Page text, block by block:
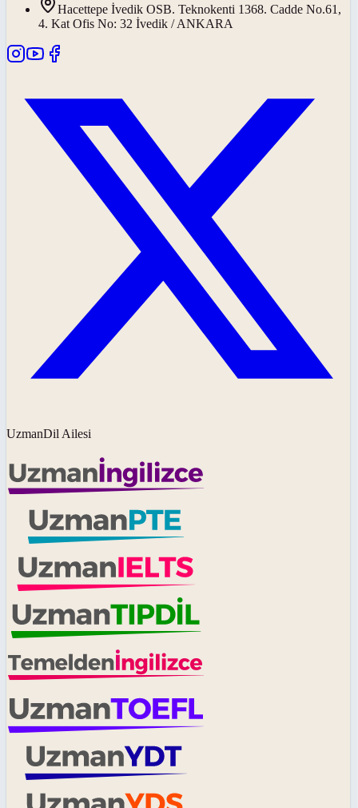
Hacettepe İvedik OSB. Teknokenti 1368. Cadde No.61,
4. Kat Ofis No: 32 İvedik / ANKARA
UzmanDil Ailesi